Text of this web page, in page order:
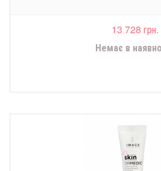
13 728 грн.
Немає в